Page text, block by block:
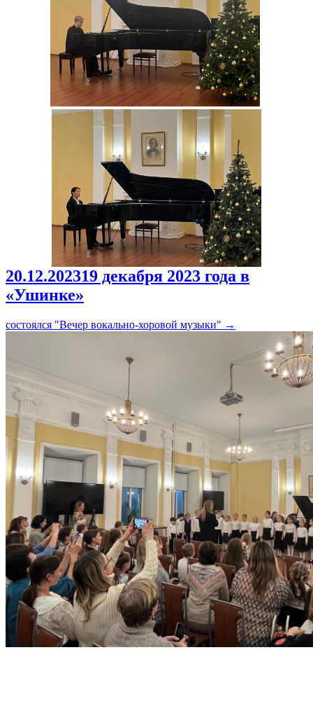
20.12.202319 декабря 2023 года в
«Ушинке»
состоялся "Вечер вокально-хоровой музыки" →